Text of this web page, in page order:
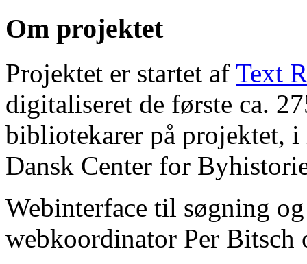
Om projektet
Projektet er startet af Text
digitaliseret de første ca.
bibliotekarer på projektet, i
Dansk Center for
Webinterface til søgning
webkoordinator Per Bitsch